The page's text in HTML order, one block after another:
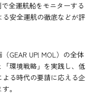
全運航船をモニターする
る安全運航の徹底などが評
GEAR UP! MOL）の全体
環境戦略」を実践し、低
る時代の要請に応える企
。